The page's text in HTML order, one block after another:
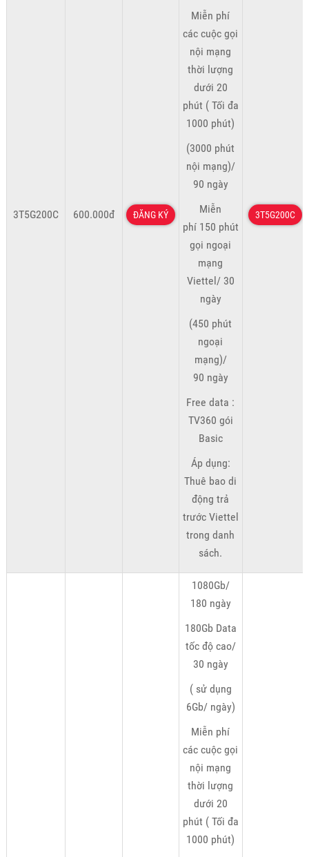
3T5G200C 600.000đ ĐĂNG KÝ
Miễn phí
các cuộc gọi
nội mạng
thời lượng
dưới 20
phút ( Tối đa
1000 phút)
(3000 phút
nội mạng)/
90 ngày
Miễn
phí 150 phút
gọi ngoại
mạng
Viettel/ 30
ngày
(450 phút
ngoại
mạng)/
90 ngày
Free data :
TV360 gói
Basic
Áp dụng:
Thuê bao di
động trả
trước Viettel
trong danh
sách.
3T5G200C
1080Gb/
180 ngày
180Gb Data
tốc độ cao/
30 ngày
( sử dụng
6Gb/ ngày)
Miễn phí
các cuộc gọi
nội mạng
thời lượng
dưới 20
phút ( Tối đa
1000 phút)